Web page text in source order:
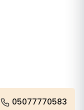
05077770583